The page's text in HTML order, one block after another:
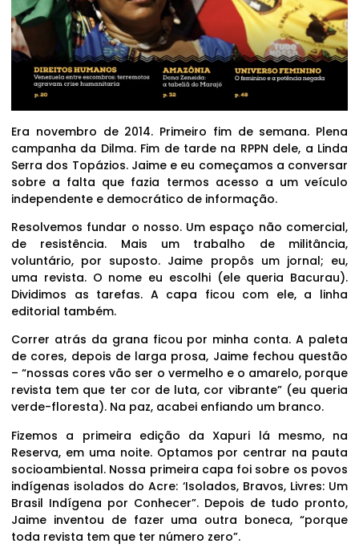
Era novembro de 2014. Primeiro fim de semana. Plena
campanha da Dilma. Fim de tarde na RPPN dele, a Linda
Serra dos Topázios. Jaime e eu começamos a conversar
sobre a falta que fazia termos acesso a um veículo
independente e democrático de informação.
Resolvemos fundar o nosso. Um espaço não comercial,
de resistência. Mais um trabalho de militância,
voluntário, por suposto. Jaime propôs um jornal; eu,
uma revista. O nome eu escolhi (ele queria Bacurau).
Dividimos as tarefas. A capa ficou com ele, a linha
editorial também.
Correr atrás da grana ficou por minha conta. A paleta
de cores, depois de larga prosa, Jaime fechou questão
– “nossas cores vão ser o vermelho e o amarelo, porque
revista tem que ter cor de luta, cor vibrante” (eu queria
verde-floresta). Na paz, acabei enfiando um branco.
Fizemos a primeira edição da Xapuri lá mesmo, na
Reserva, em uma noite. Optamos por centrar na pauta
socioambiental. Nossa primeira capa foi sobre os povos
indígenas isolados do Acre: ‘Isolados, Bravos, Livres: Um
Brasil Indígena por Conhecer”. Depois de tudo pronto,
Jaime inventou de fazer uma outra boneca, “porque
toda revista tem que ter número zero”.